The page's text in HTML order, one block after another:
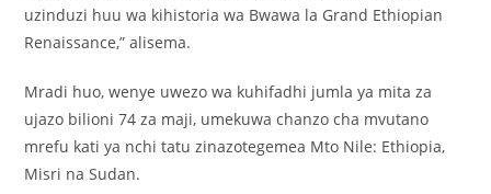
uzinduzi huu wa kihistoria wa Bwawa la Grand Ethiopian
Renaissance,” alisema.
Mradi huo, wenye uwezo wa kuhifadhi jumla ya mita za
ujazo bilioni 74 za maji, umekuwa chanzo cha mvutano
mrefu kati ya nchi tatu zinazotegemea Mto Nile: Ethiopia,
Misri na Sudan.